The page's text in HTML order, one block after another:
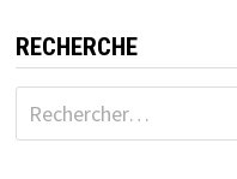
RECHERCHE
Rechercher :